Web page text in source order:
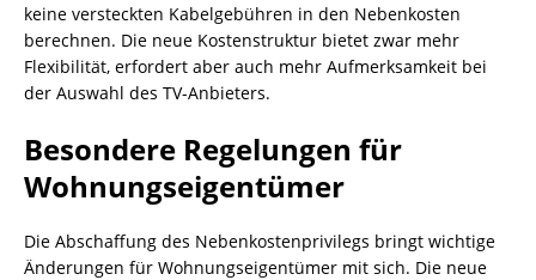
keine versteckten Kabelgebühren in den Nebenkosten
berechnen. Die neue Kostenstruktur bietet zwar mehr
Flexibilität, erfordert aber auch mehr Aufmerksamkeit bei
der Auswahl des TV-Anbieters.
Besondere Regelungen für
Wohnungseigentümer
Die Abschaffung des Nebenkostenprivilegs bringt wichtige
Änderungen für Wohnungseigentümer mit sich. Die neue